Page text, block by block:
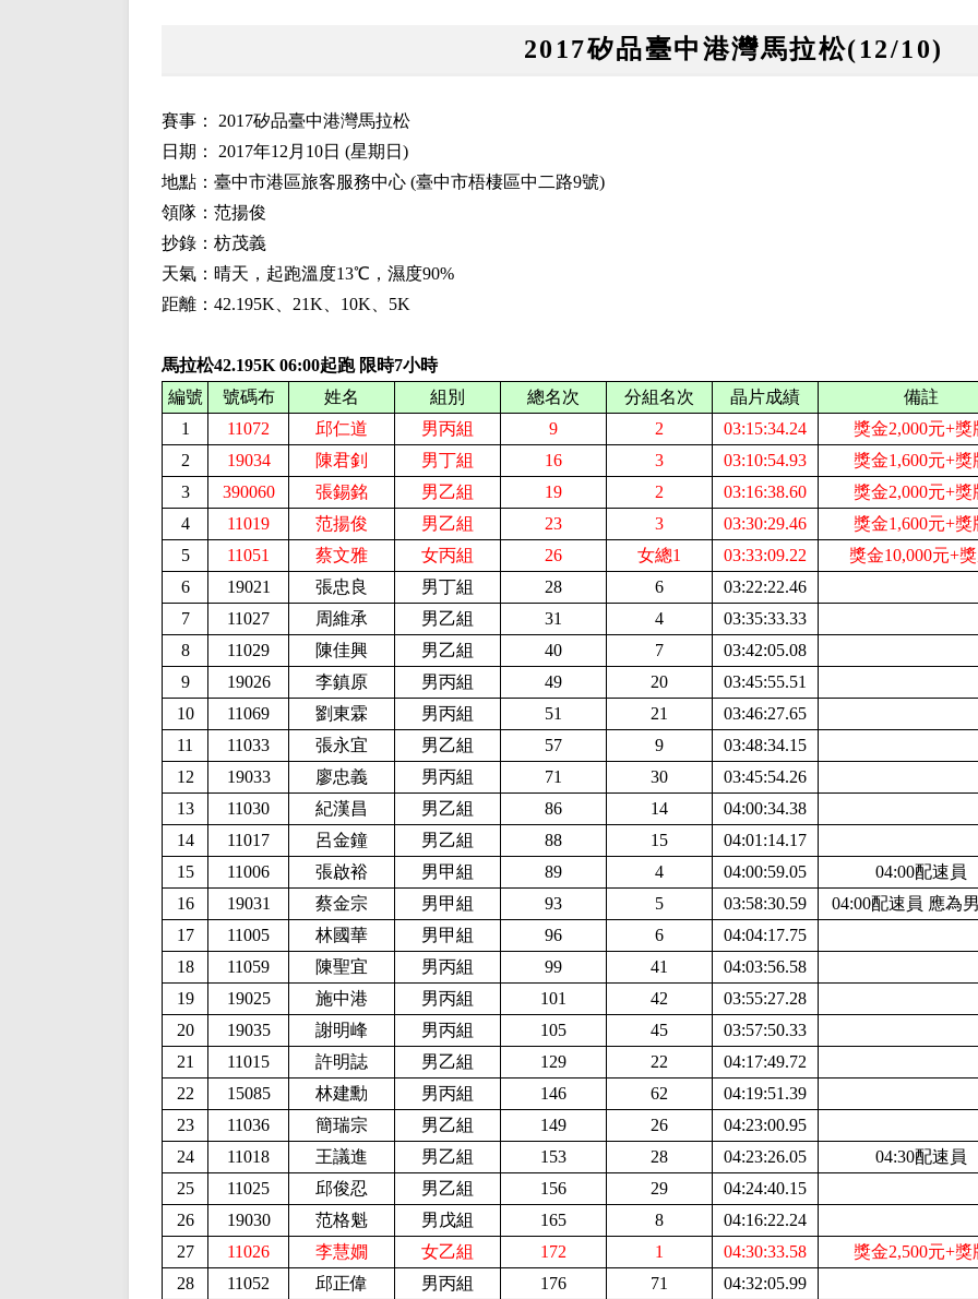
2017矽品臺中港灣馬拉松(12/10)
賽事： 2017矽品臺中港灣馬拉松
日期： 2017年12 月 10日 (星期日 )
地點：臺中市港區旅客服務中心 (臺中市梧棲區中二路9號)
領隊：范揚俊
抄錄：枋茂義
天氣：晴天，起跑溫度13℃，濕度90%
距離：42.195K、 21K、 10K、 5K
馬拉松42.195K 06:00起跑 限時7小時
編號
號碼布 姓名 組別 總名次 分組名次 晶片成績
備註
1
11072 邱仁道 男丙組 9 2 03:15:34.24
獎金2,000元+獎
2
19034 陳君釗 男丁組 16 3 03:10:54.93
獎金1,600元+獎
3
390060 張錫銘 男乙組 19 2 03:16:38.60
獎金2,000元+獎
4
11019 范揚俊 男乙組 23 3 03:30:29.46
獎金1,600元+獎
5
11051 蔡文雅 女丙組 26 女總1 03:33:09.22
獎金10,000元+
6
19021 張忠良 男丁組 28 6
03:22:22.46
7
11027 周維承 男乙組 31 4
03:35:33.33
8
11029 陳佳興 男乙組 40 7
03:42:05.08
9
19026 李鎮原 男丙組 49 20
03:45:55.51
10
11069 劉東霖 男丙組 51 21
03:46:27.65
11
11033 張永宜 男乙組 57 9
03:48:34.15
12
19033 廖忠義 男丙組 71 30
03:45:54.26
13
11030 紀漢昌 男乙組 86 14
04:00:34.38
14
11017 呂金鐘 男乙組 88 15
04:01:14.17
15
11006 張啟裕 男甲組 89 4 04:00:59.05 04:00配速員
16
19031 蔡金宗 男甲組 93 5 03:58:30.59 04:00配速員 應為
17
11005 林國華 男甲組 96 6
04:04:17.75
18
11059 陳聖宜 男丙組 99 41
04:03:56.58
19
19025 施中港 男丙組 101 42
03:55:27.28
20
19035 謝明峰 男丙組 105 45
03:57:50.33
21
11015 許明誌 男乙組 129 22
04:17:49.72
22
15085 林建勳 男丙組 146 62
04:19:51.39
23
11036 簡瑞宗 男乙組 149 26
04:23:00.95
24
11018 王議進 男乙組 153 28 04:23:26.05 04:30配速員
25
11025 邱俊忍 男乙組 156 29
04:24:40.15
26
19030 范格魁 男戊組 165 8
04:16:22.24
27
11026 李慧嫺 女乙組 172 1 04:30:33.58
獎金2,500元+獎
28
11052 邱正偉 男丙組 176 71
04:32:05.99